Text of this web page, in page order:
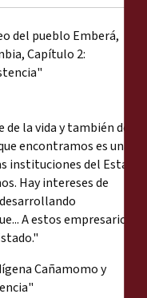
la vida y también de un
encontramos es una
instituciones del Estado
Hay intereses de
A estos empresarios o
Cañamomo y